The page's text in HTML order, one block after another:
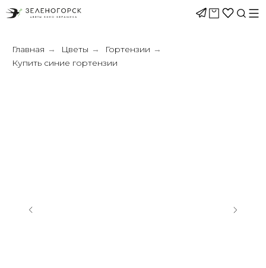
Главная → Цветы → Гортензии →
Купить синие гортензии